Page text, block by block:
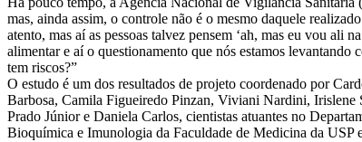
mas, ainda assim, o controle não é o mesmo daquele
atento, mas aí as pessoas talvez pensem ‘ah, mas eu vou ali
alimentar e aí o questionamento que nós estamos levantando
tem riscos?”
O estudo é um dos resultados de projeto coordenado por
Barbosa, Camila Figueiredo Pinzan, Viviani Nardini, Irislene
Prado Júnior e Daniela Carlos, cientistas atuantes no
Bioquímica e Imunologia da Faculdade de Medicina da USP